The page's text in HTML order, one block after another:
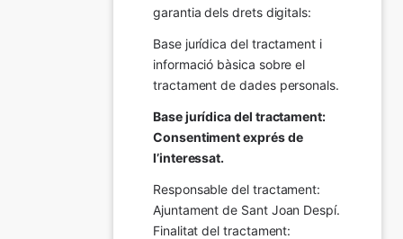
garantia dels drets digitals:
Base jurídica del tractament i
informació bàsica sobre el
tractament de dades personals.
Base jurídica del tractament:
Consentiment exprés de
l’interessat.
Responsable del tractament:
Ajuntament de Sant Joan Despí.
Finalitat del tractament: